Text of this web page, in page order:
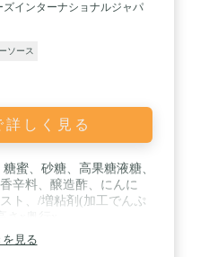
ズインターナショナルジャパ
ソース
しく見る
蜜、砂糖、高果糖液糖、
辛料、醸造酢、にんに
ト、/増粘剤(加工でんぷ
見る